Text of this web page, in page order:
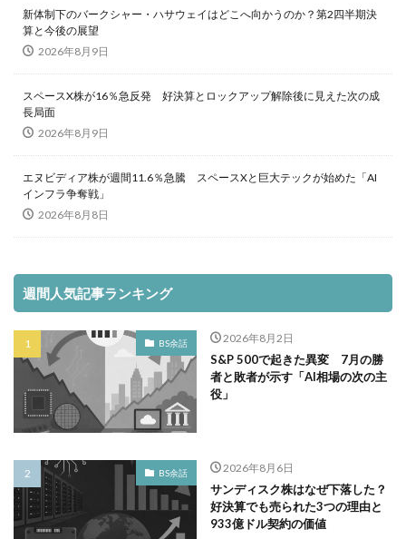
新体制下のバークシャー・ハサウェイはどこへ向かうのか？第2四半期決
算と今後の展望
2026年8月9日
スペースX株が16％急反発 好決算とロックアップ解除後に見えた次の成
長局面
2026年8月9日
エヌビディア株が週間11.6％急騰 スペースXと巨大テックが始めた「AI
インフラ争奪戦」
2026年8月8日
週間人気記事ランキング
BS余話 2026年8月2日
S&P 500で起きた異変 7月の勝
者と敗者が示す「AI相場の次の主
役」
BS余話 2026年8月6日
サンディスク株はなぜ下落した？
好決算でも売られた3つの理由と
933億ドル契約の価値